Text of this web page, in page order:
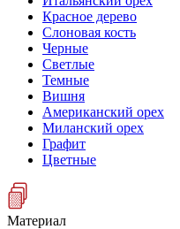
Красное дерево
Слоновая кость
Черные
Светлые
Темные
Вишня
Американский орех
Миланский орех
Графит
Цветные
Материал